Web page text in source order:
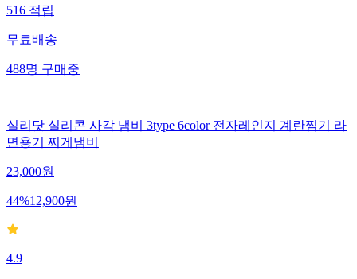
516적립
무료배송
488명구매중
실리닷 실리콘 사각 냄비 3type 6color 전자레인지 계란찜기 라
면용기 찌게냄비
23,000원
44%12,900원
4.9